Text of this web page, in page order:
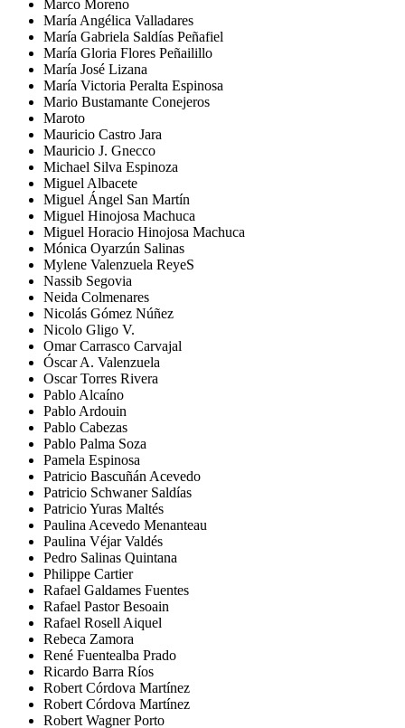
Marco Moreno
María Angélica Valladares
María Gabriela Saldías Peñafiel
María Gloria Flores Peñailillo
María José Lizana
María Victoria Peralta Espinosa
Mario Bustamante Conejeros
Maroto
Mauricio Castro Jara
Mauricio J. Gnecco
Michael Silva Espinoza
Miguel Albacete
Miguel Ángel San Martín
Miguel Hinojosa Machuca
Miguel Horacio Hinojosa Machuca
Mónica Oyarzún Salinas
Mylene Valenzuela ReyeS
Nassib Segovia
Neida Colmenares
Nicolás Gómez Núñez
Nicolo Gligo V.
Omar Carrasco Carvajal
Óscar A. Valenzuela
Oscar Torres Rivera
Pablo Alcaíno
Pablo Ardouin
Pablo Cabezas
Pablo Palma Soza
Pamela Espinosa
Patricio Bascuñán Acevedo
Patricio Schwaner Saldías
Patricio Yuras Maltés
Paulina Acevedo Menanteau
Paulina Véjar Valdés
Pedro Salinas Quintana
Philippe Cartier
Rafael Galdames Fuentes
Rafael Pastor Besoain
Rafael Rosell Aiquel
Rebeca Zamora
René Fuentealba Prado
Ricardo Barra Ríos
Robert Córdova Martínez
Robert Córdova Martínez
Robert Wagner Porto